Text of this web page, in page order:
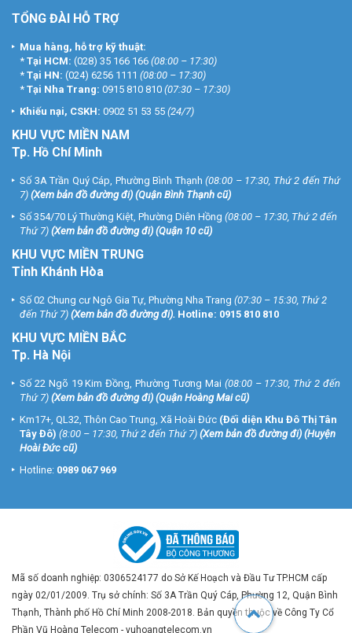
TỔNG ĐÀI HỖ TRỢ
Mua hàng, hỗ trợ kỹ thuật:
* Tại HCM: (028) 35 166 166 (08:00 – 17:30)
* Tại HN: (024) 6256 1111 (08:00 – 17:30)
* Tại Nha Trang: 0915 810 810 (07:30 – 17:30)
Khiếu nại, CSKH: 0902 51 53 55 (24/7)
KHU VỰC MIỀN NAM
Tp. Hồ Chí Minh
Số 3A Trần Quý Cáp, Phường Bình Thạnh (08:00 – 17:30, Thứ 2 đến Thứ
7) (Xem bản đồ đường đi) (Quận Bình Thạnh cũ)
Số 354/70 Lý Thường Kiệt, Phường Diên Hồng (08:00 – 17:30, Thứ 2 đến
Thứ 7) (Xem bản đồ đường đi) (Quận 10 cũ)
KHU VỰC MIỀN TRUNG
Tỉnh Khánh Hòa
Số 02 Chung cư Ngô Gia Tự, Phường Nha Trang (07:30 – 15:30, Thứ 2
đến Thứ 7) (Xem bản đồ đường đi). Hotline: 0915 810 810
KHU VỰC MIỀN BẮC
Tp. Hà Nội
Số 22 Ngõ 19 Kim Đồng, Phường Tương Mai (08:00 – 17:30, Thứ 2 đến
Thứ 7) (Xem bản đồ đường đi) (Quận Hoàng Mai cũ)
Km17+, QL32, Thôn Cao Trung, Xã Hoài Đức (Đối diện Khu Đô Thị Tân
Tây Đô) (8:00 – 17:30, Thứ 2 đến Thứ 7) (Xem bản đồ đường đi) (Huyện
Hoài Đức cũ)
Hotline: 0989 067 969
Mã số doanh nghiệp: 0306524177 do Sở Kế Hoạch và Đầu Tư TP.HCM cấp
ngày 02/01/2009. Trụ sở chính: Số 3A Trần Quý Cáp, Phường 12, Quận Bình
Thạnh, Thành phố Hồ Chí Minh 2008-2018. Bản quyền thuộc về Công Ty Cổ
Phần Vũ Hoàng Telecom - vuhoangtelecom.vn